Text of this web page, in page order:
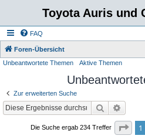
Toyota Auris und
FAQ
Foren-Übersicht
Unbeantwortete Themen Aktive Themen
Zur erweiterten Suche
Suche
Die Suche ergab 234 Treffer Seite
1